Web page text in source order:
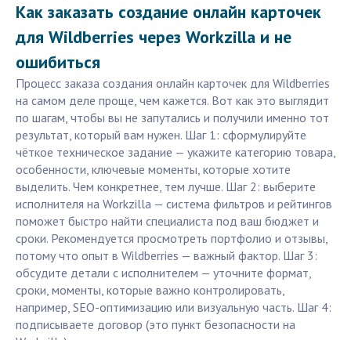
Как заказать создание онлайн карточек
для Wildberries через Workzilla и не
ошибиться
Процесс заказа создания онлайн карточек для Wildberries
на самом деле проще, чем кажется. Вот как это выглядит
по шагам, чтобы вы не запутались и получили именно тот
результат, который вам нужен. Шаг 1: сформулируйте
чёткое техническое задание — укажите категорию товара,
особенности, ключевые моменты, которые хотите
выделить. Чем конкретнее, тем лучше. Шаг 2: выберите
исполнителя на Workzilla — система фильтров и рейтингов
поможет быстро найти специалиста под ваш бюджет и
сроки. Рекомендуется просмотреть портфолио и отзывы,
потому что опыт в Wildberries — важный фактор. Шаг 3:
обсудите детали с исполнителем — уточните формат,
сроки, моменты, которые важно контролировать,
например, SEO-оптимизацию или визуальную часть. Шаг 4:
подписываете договор (это пункт безопасности на